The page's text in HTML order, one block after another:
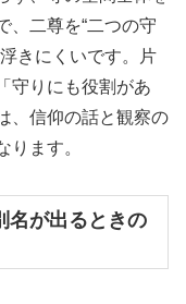
、二尊を“二つの守
きにくいです。片
守りにも役割があ
、信仰の話と観察の
ります。
名が出るときの